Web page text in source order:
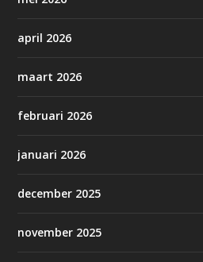
april 2026
maart 2026
februari 2026
januari 2026
december 2025
november 2025